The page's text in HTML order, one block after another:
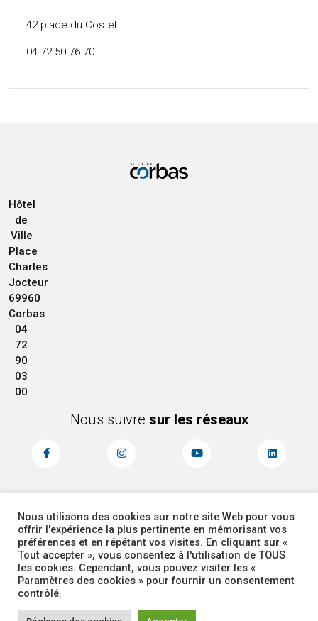
42 place du Costel
04 72 50 76 70
Hôtel
de
Ville
Place
Charles
Jocteur
69960
Corbas
04
72
90
03
00
Nous suivre sur les réseaux
MENTIONS LÉGALES
PLAN DU SITE
ACCESSIBILITÉ
ADMINISTRATEUR
COOKIES
Nous utilisons des cookies sur notre site Web pour vous
offrir l'expérience la plus pertinente en mémorisant vos
préférences et en répétant vos visites. En cliquant sur «
Tout accepter », vous consentez à l'utilisation de TOUS
les cookies. Cependant, vous pouvez visiter les «
Paramètres des cookies » pour fournir un consentement
contrôlé.